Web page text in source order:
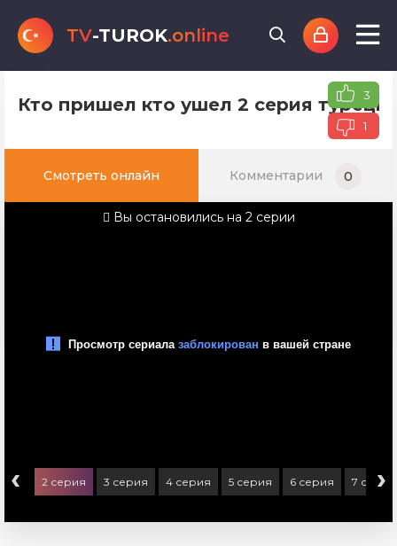
TV-TUROK.online
Кто пришел кто ушел 2 серия 3
1
Смотреть онлайн Комментарии 0
Вы остановились на 2 серии
‹ 2 серия 3 серия 4 серия 5 серия 6 серия 7 серия
›